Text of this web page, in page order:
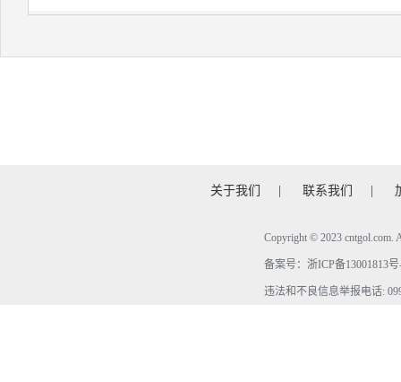
关于我们 联系我们
Copyright © 2023
备案号： 浙ICP备13001813
违法和不良信息举报电话: